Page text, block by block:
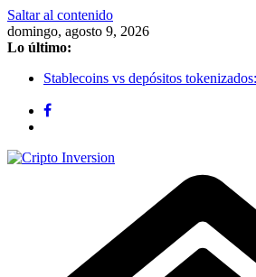
Saltar al contenido
domingo, agosto 9, 2026
Lo último:
Stablecoins vs depósitos
Algobi
cripto deja atrás el susto de los
Bitcoin sigue cerca de USD 64.000
ETFs de Bitcoin presionan al mercado